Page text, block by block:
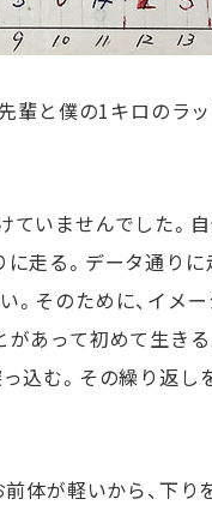
輩と僕の1キロのラ
いませんでした。
走る。データ通り
そのために、イメー
あって初めて生き
込む。その繰り返
体が軽いから、下り